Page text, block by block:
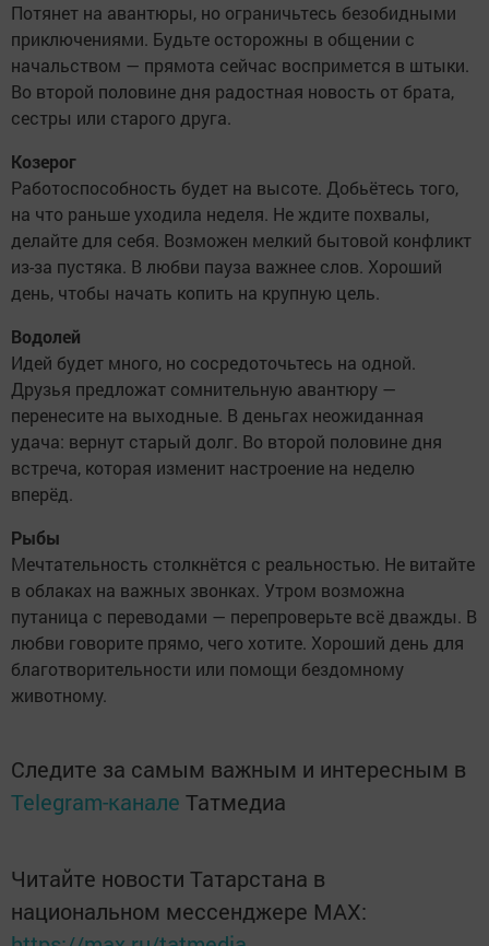
Потянет на авантюры, но ограничьтесь безобидными
приключениями. Будьте осторожны в общении с
начальством — прямота сейчас воспримется в штыки.
Во второй половине дня радостная новость от брата,
сестры или старого друга.
Козерог
Работоспособность будет на высоте. Добьётесь того,
на что раньше уходила неделя. Не ждите похвалы,
делайте для себя. Возможен мелкий бытовой конфликт
из-за пустяка. В любви пауза важнее слов. Хороший
день, чтобы начать копить на крупную цель.
Водолей
Идей будет много, но сосредоточьтесь на одной.
Друзья предложат сомнительную авантюру —
перенесите на выходные. В деньгах неожиданная
удача: вернут старый долг. Во второй половине дня
встреча, которая изменит настроение на неделю
вперёд.
Рыбы
Мечтательность столкнётся с реальностью. Не витайте
в облаках на важных звонках. Утром возможна
путаница с переводами — перепроверьте всё дважды. В
любви говорите прямо, чего хотите. Хороший день для
благотворительности или помощи бездомному
животному.
Следите за самым важным и интересным в
Telegram-канале Татмедиа
Читайте новости Татарстана в
национальном мессенджере MАХ: